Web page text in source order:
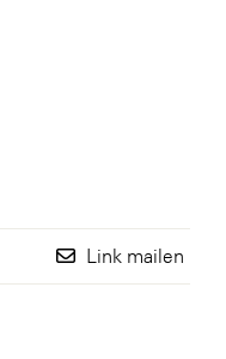
Link mailen